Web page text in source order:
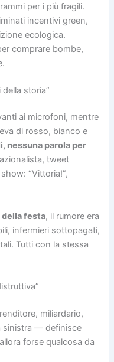
per i più fragili.
incentivi green,
ecologica.
comprare bombe,
storia”
ai microfoni, mentre
di rosso, bianco e
nessuna parola per
tweet
“Vittoria!”,
festa, il rumore era
infermieri sottopagati,
Tutti con la stessa
miliardario,
sinistra — definisce
forse qualcosa da